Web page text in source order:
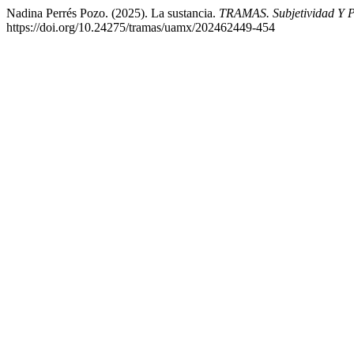
Nadina Perrés Pozo. (2025). La sustancia. TRAMAS. Subjetividad Y
https://doi.org/10.24275/tramas/uamx/202462449-454